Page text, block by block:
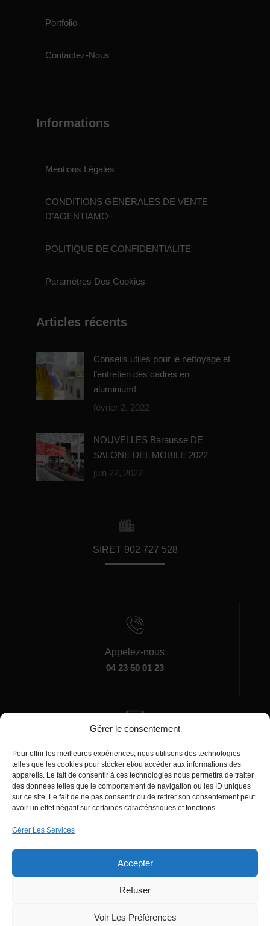
Gérer le consentement
Pour offrir les meilleures expériences, nous utilisons des technologies
telles que les cookies pour stocker et/ou accéder aux informations des
appareils. Le fait de consentir à ces technologies nous permettra de traiter
des données telles que le comportement de navigation ou les ID uniques
sur ce site. Le fait de ne pas consentir ou de retirer son consentement peut
avoir un effet négatif sur certaines caractéristiques et fonctions.
Gérer Les Services
Accepter
Refuser
Voir Les Préférences
Portfolio
Contactez-Nous
Informations
Mentions Légales
CONDITIONS GÉNÉRALES DE VENTE
D’AGENTIAMO
POLITIQUE DE CONFIDENTIALITE
Paramètres Des Cookies
Articles récents
Conseils utiles pour le nettoyage et
l’entretien des cadres en
aluminium!
février 2, 2022
NOUVELLES Barausse DE
SALONE DEL MOBILE 2022
juin 22, 2022
SIRET 902 727 528
Appelez-nous
04 23 50 01 23
manager@agentiamo.com
Réservés